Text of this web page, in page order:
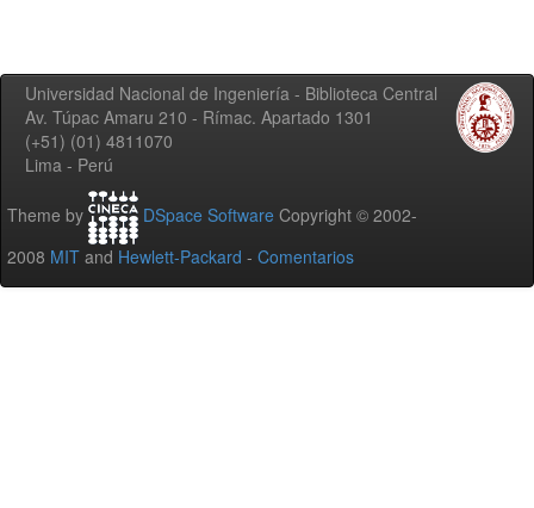
Universidad Nacional de Ingeniería - Biblioteca Central
Av. Túpac Amaru 210 - Rímac. Apartado 1301
(+51) (01) 4811070
Lima - Perú
Theme by DSpace Software Copyright © 2002-
2008 MIT and Hewlett-Packard - Comentarios